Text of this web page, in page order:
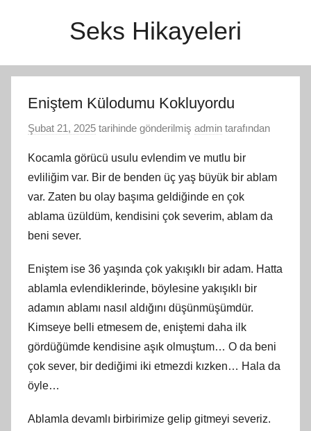
Seks Hikayeleri
Eniştem Külodumu Kokluyordu
Şubat 21, 2025 tarihinde gönderilmiş admin tarafından
Kocamla görücü usulu evlendim ve mutlu bir
evliliğim var. Bir de benden üç yaş büyük bir ablam
var. Zaten bu olay başıma geldiğinde en çok
ablama üzüldüm, kendisini çok severim, ablam da
beni sever.
Eniştem ise 36 yaşında çok yakışıklı bir adam. Hatta
ablamla evlendiklerinde, böylesine yakışıklı bir
adamın ablamı nasıl aldığını düşünmüşümdür.
Kimseye belli etmesem de, eniştemi daha ilk
gördüğümde kendisine aşık olmuştum… O da beni
çok sever, bir dediğimi iki etmezdi kızken… Hala da
öyle…
Ablamla devamlı birbirimize gelip gitmeyi severiz.